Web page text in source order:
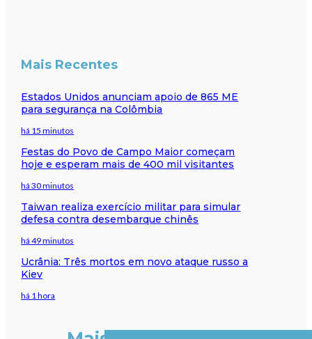
Mais Recentes
Estados Unidos anunciam apoio de 865 ME
para segurança na Colômbia
há 15 minutos
Festas do Povo de Campo Maior começam
hoje e esperam mais de 400 mil visitantes
há 30 minutos
Taiwan realiza exercício militar para simular
defesa contra desembarque chinês
há 49 minutos
Ucrânia: Três mortos em novo ataque russo a
Kiev
há 1 hora